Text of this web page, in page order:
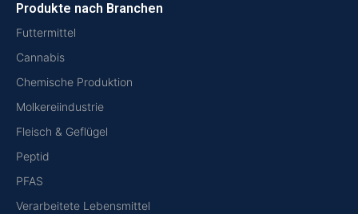
Produkte nach Branchen
Futtermittel
Cannabis
Chemische Produktion
Molkereiindustrie
Fleisch & Geflügel
Peptid
PFAS
Verarbeitete Lebensmittel